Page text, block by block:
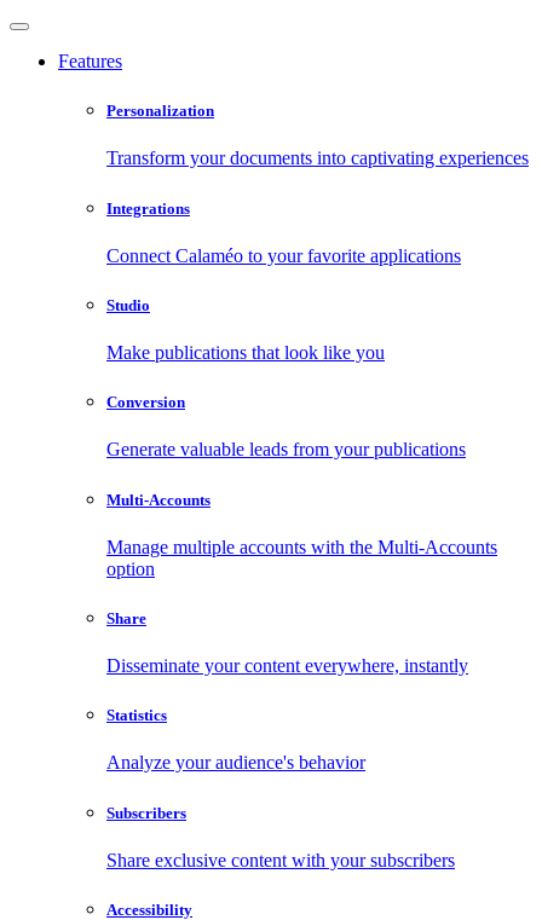
Features
Personalization
Transform your documents into captivating experiences
Integrations
Connect Calaméo to your favorite applications
Studio
Make publications that look like you
Conversion
Generate valuable leads from your publications
Multi-Accounts
Manage multiple accounts with the Multi-Accounts
option
Share
Disseminate your content everywhere, instantly
Statistics
Analyze your audience's behavior
Subscribers
Share exclusive content with your subscribers
Accessibility